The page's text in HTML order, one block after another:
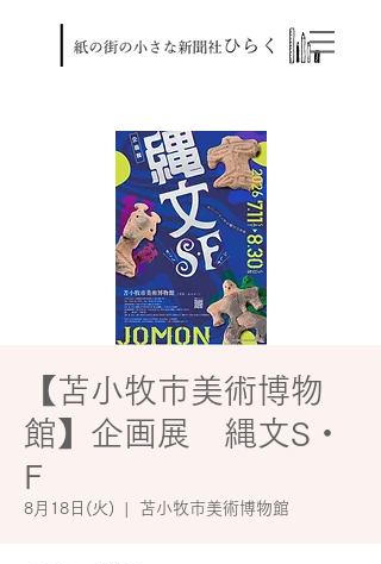
【苫小牧市美術博物
館】企画展 縄文S・
F
8月18日(火) 苫小牧市美術博物館